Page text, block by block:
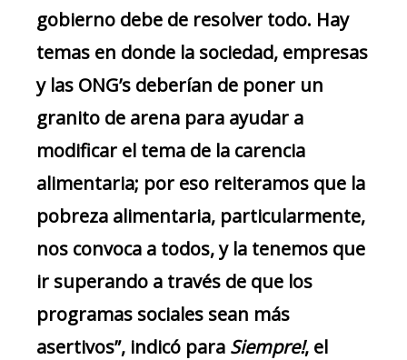
gobierno debe de resolver todo. Hay
temas en donde la sociedad, empresas
y las ONG’s deberían de poner un
granito de arena para ayudar a
modificar el tema de la carencia
alimentaria; por eso reiteramos que la
pobreza alimentaria, particularmente,
nos convoca a todos, y la tenemos que
ir superando a través de que los
programas sociales sean más
asertivos”, indicó para Siempre!, el